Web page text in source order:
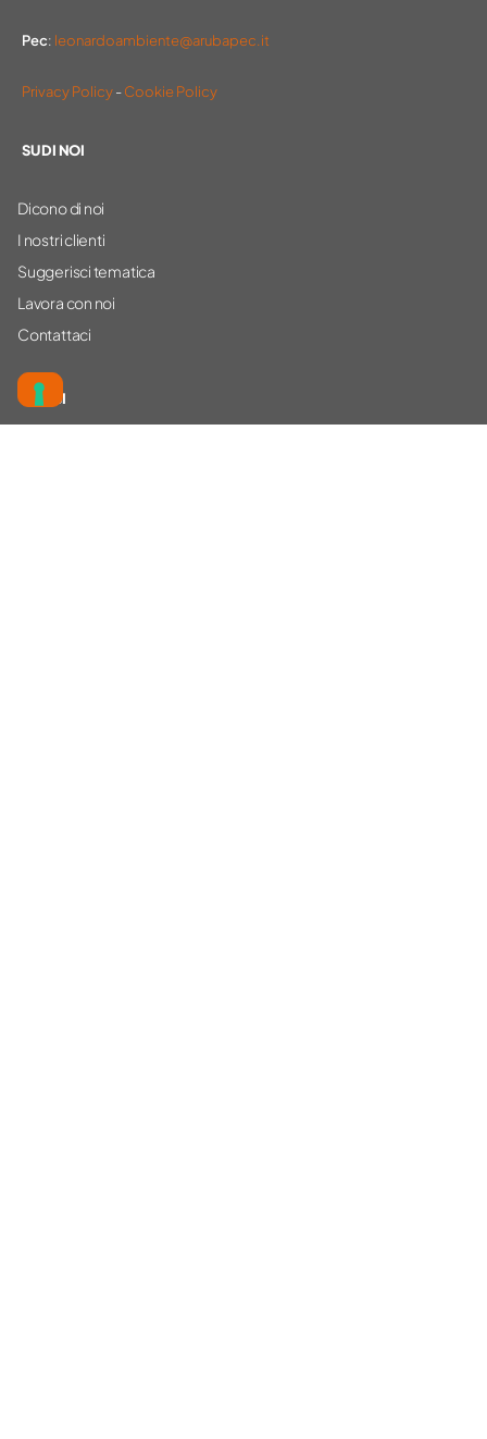
Pec: leonardoambiente@arubapec.it
Privacy Policy-Cookie Policy
SU DI NOI
Dicono di noi
I nostri clienti
Suggerisci tematica
Lavora con noi
Contattaci
CORSI